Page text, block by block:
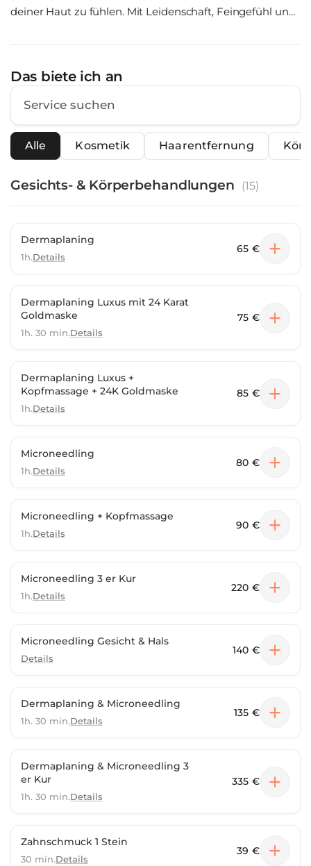
deiner Haut zu fühlen. Mit Leidenschaft, Feingefühl und
machen! ✨💖
Das biete ich an
Alle Kosmetik Haarentfernung
Gesichts- & Körperbehandlungen (15)
Dermaplaning
1h.Details
65 €
Dermaplaning Luxus mit 24 Karat
Goldmaske
1h. 30 min.Details
75 €
Dermaplaning Luxus +
Kopfmassage + 24K Goldmaske
1h.Details
85 €
Microneedling
1h.Details
80 €
Microneedling + Kopfmassage
1h.Details
90 €
Microneedling 3 er Kur
1h.Details
220 €
Microneedling Gesicht & Hals
Details
140 €
Dermaplaning & Microneedling
1h. 30 min.Details
135 €
Dermaplaning & Microneedling 3
er Kur
1h. 30 min.Details
335 €
Zahnschmuck 1 Stein
30 min.Details
39 €